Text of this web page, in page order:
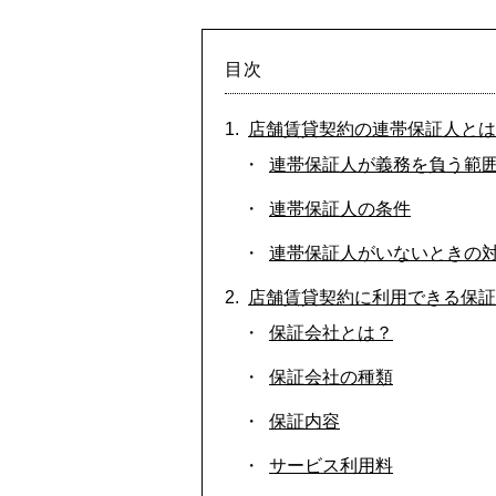
目次
店舗賃貸契約の連帯保証人とは
連帯保証人が義務を負う範囲
連帯保証人の条件
連帯保証人がいないときの
店舗賃貸契約に利用できる保
保証会社とは？
保証会社の種類
保証内容
サービス利用料